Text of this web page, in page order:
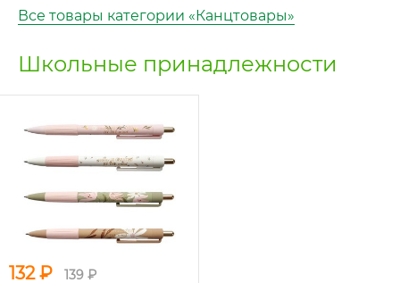
Все товары категории «Канцтовары»
Школьные принадлежности
132 ₽ 139 ₽